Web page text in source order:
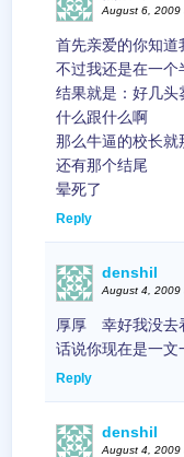
August 6, 2009
首先亲爱的你知道
不过我还是在一个
结果就是：好几头
什么跟什么啊
那么牛逼的校长就
还有那个结尾
晕死了
Reply
denshil
August 4, 2009
厚厚 幸好我没去
话说你现在是一文
Reply
denshil
August 4, 2009